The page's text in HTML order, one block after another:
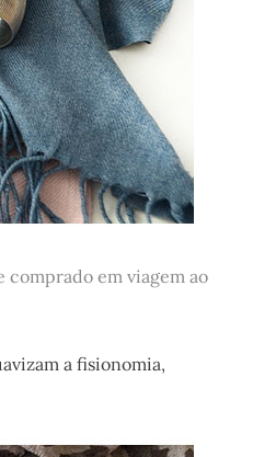
comprado em viagem ao
a fisionomia,